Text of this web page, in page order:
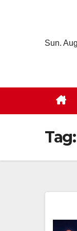
Sun.
Tag: